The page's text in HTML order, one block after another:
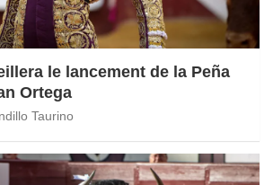
le lancement de la Peña
Ortega
Taurino